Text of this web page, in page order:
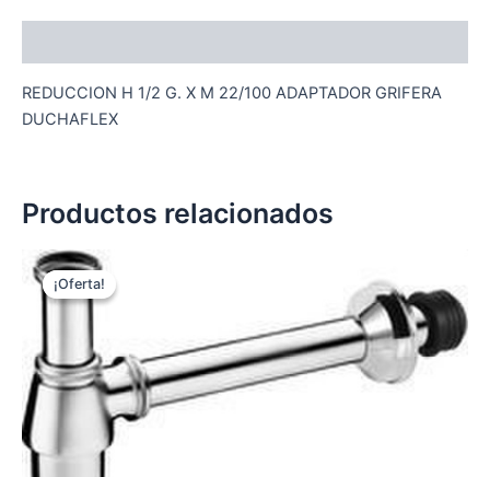
REDUCCION H 1/2 G. X M 22/100 ADAPTADOR GRIFERA
DUCHAFLEX
Productos relacionados
¡Oferta!
¡Oferta!